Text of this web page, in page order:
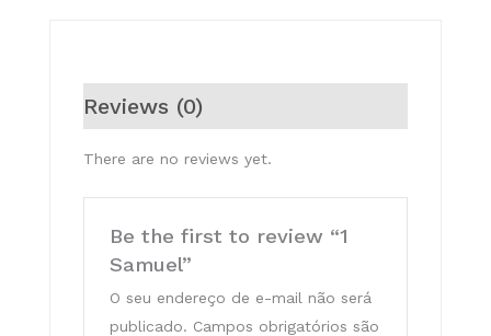
Reviews (0)
There are no reviews yet.
Be the first to review “1
Samuel”
O seu endereço de e-mail não será
publicado. Campos obrigatórios são